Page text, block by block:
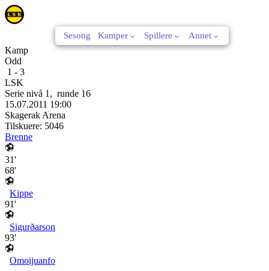
Sesong Kamper Spillere Annet
Kamp
Odd
1 - 3
LSK
Serie nivå 1 , runde 16
15.07.2011 19:00
Skagerak Arena
Tilskuere: 5046
Brenne
31'
68'
Kippe
91'
Sigurðarson
93'
Omoijuanfo